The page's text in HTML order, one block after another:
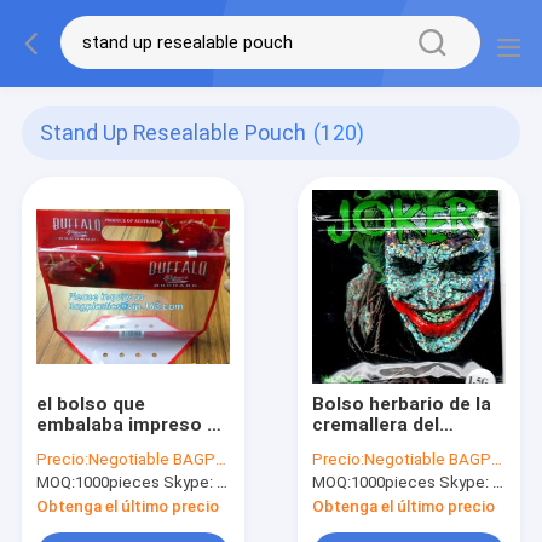
Stand Up Resealable Pouch (120)
el bolso que
embalaba impreso de
cremallera del
resbalador, soporte
plástico de CPP
encima del bolso de
Precio:Negotiable BAGPLASTICS@YAHOO.COM
MOQ:1000pieces Skype: mydearneil
Obtenga el último precio
Bolso herbario de la
cremallera del
cremallera de Mylor
de la hoja, bolso de la
cremallera del
popurrí de la especia,
Precio:Negotiable BAGPLASTICS@YAHOO.COM
MOQ:1000pieces Skype: mydearneil
Obtenga el último precio